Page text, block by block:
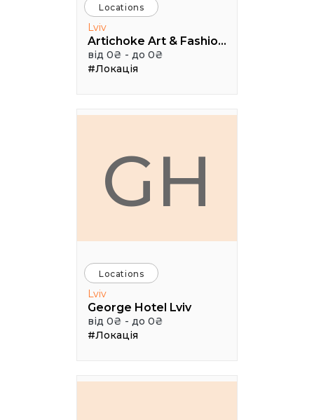
Locations
Lviv
Artichoke Art & Fashion School
від 0₴ - до 0₴
#Локація
GH
Locations
Lviv
George Hotel Lviv
від 0₴ - до 0₴
#Локація